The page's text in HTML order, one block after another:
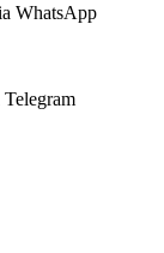
WhatsApp